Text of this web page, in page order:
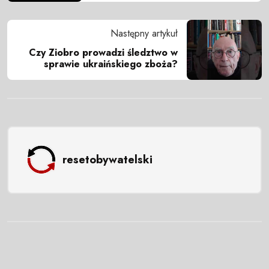
Następny artykuł
Czy Ziobro prowadzi śledztwo w
sprawie ukraińskiego zboża?
resetobywatelski